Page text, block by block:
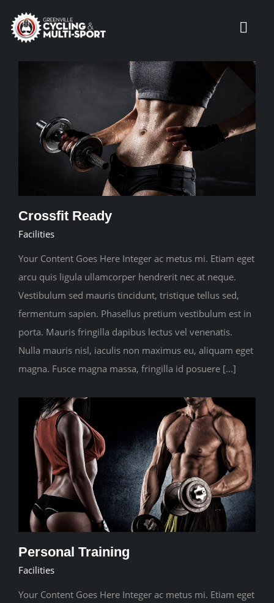
content
SERVICES
PRODUCTS
LOCATIONS
CONTACT
Crossfit Ready
Facilities
Your Content Goes Here Integer ac metus mi. Etiam eget
arcu quis ligula ullamcorper hendrerit nec at neque.
Vestibulum sed mauris tincidunt, tristique tellus sed,
fermentum sapien. Phasellus pretium vestibulum est in
porta. Mauris fringilla dapibus lectus vel venenatis.
Nulla mauris nisl, iaculis non maximus eu, aliquam eget
magna. Fusce magna massa, fringilla id posuere [...]
Personal Training
Facilities
Your Content Goes Here Integer ac metus mi. Etiam eget